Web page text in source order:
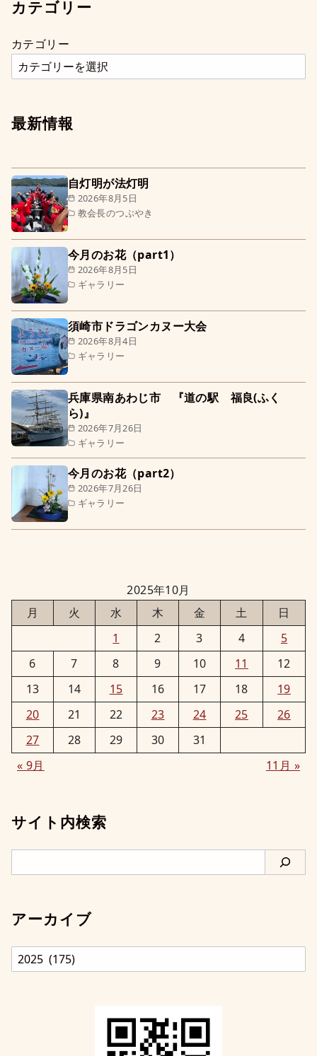
カテゴリー
カテゴリー
最新情報
2026年8月5日
教会長のつぶやき
自灯明が法灯明
2026年8月5日
ギャラリー
今月のお花（part1）
2026年8月4日
ギャラリー
須崎市ドラゴンカヌー大会
2026年7月26日
ギャラリー
兵庫県南あわじ市 『道の駅 福良(ふく
ら)』
2026年7月26日
ギャラリー
今月のお花（part2）
2025年10月
月
火 水 木 金 土
日
1
2 3 4
5
6
7 8 9 10 11
12
13
14 15 16 17 18
19
20
21 22 23 24 25
26
27
28 29 30
31
« 9月
11月 »
サイト内検索
索
アーカイブ